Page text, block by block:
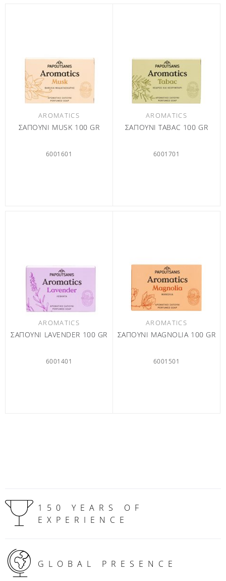
AROMATICS
ΣΑΠΟΥΝΙ MUSK 100 GR
6001601
AROMATICS
ΣΑΠΟΥΝΙ TABAC 100 GR
6001701
AROMATICS
ΣΑΠΟΥΝΙ LAVENDER 100 GR
6001401
AROMATICS
ΣΑΠΟΥΝΙ MAGNOLIA 100 GR
6001501
150 YEARS OF
EXPERIENCE
GLOBAL PRESENCE